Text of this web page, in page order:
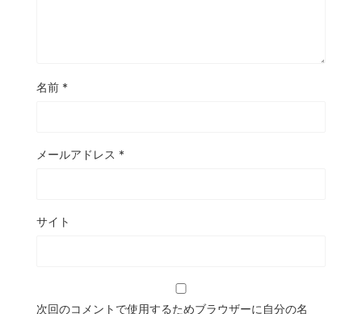
名前 *
メールアドレス *
サイト
次回のコメントで使用するためブラウザーに自分の名